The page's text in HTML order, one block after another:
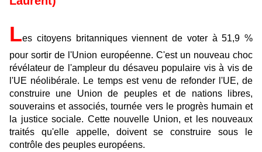
Les citoyens britanniques viennent de voter à 51,9 %
pour sortir de l'Union européenne. C'est un nouveau choc
révélateur de l'ampleur du désaveu populaire vis à vis de
l'UE néolibérale. Le temps est venu de refonder l'UE, de
construire une Union de peuples et de nations libres,
souverains et associés, tournée vers le progrès humain et
la justice sociale. Cette nouvelle Union, et les nouveaux
traités qu'elle appelle, doivent se construire sous le
contrôle des peuples européens.